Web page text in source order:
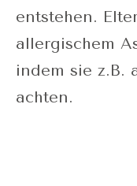
entstehen.
allergischem
indem sie z.B.
achten.